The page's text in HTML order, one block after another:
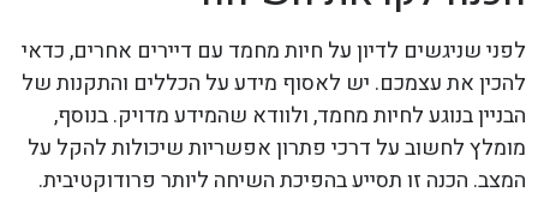
לפני שניגשים לדיון על חיות מחמד עם דיירים אחרים, כדאי
להכין את עצמכם. יש לאסוף מידע על הכללים והתקנות של
הבניין בנוגע לחיות מחמד, ולוודא שהמידע מדויק. בנוסף,
מומלץ לחשוב על דרכי פתרון אפשריות שיכולות להקל על
המצב. הכנה זו תסייע בהפיכת השיחה ליותר פרודוקטיבית.